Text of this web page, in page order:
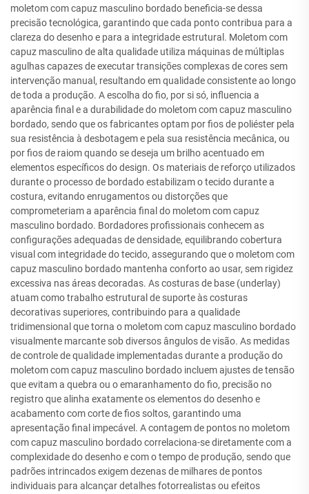
moletom com capuz masculino bordado beneficia-se dessa
precisão tecnológica, garantindo que cada ponto contribua para a
clareza do desenho e para a integridade estrutural. Moletom com
capuz masculino de alta qualidade utiliza máquinas de múltiplas
agulhas capazes de executar transições complexas de cores sem
intervenção manual, resultando em qualidade consistente ao longo
de toda a produção. A escolha do fio, por si só, influencia a
aparência final e a durabilidade do moletom com capuz masculino
bordado, sendo que os fabricantes optam por fios de poliéster pela
sua resistência à desbotagem e pela sua resistência mecânica, ou
por fios de raiom quando se deseja um brilho acentuado em
elementos específicos do design. Os materiais de reforço utilizados
durante o processo de bordado estabilizam o tecido durante a
costura, evitando enrugamentos ou distorções que
comprometeriam a aparência final do moletom com capuz
masculino bordado. Bordadores profissionais conhecem as
configurações adequadas de densidade, equilibrando cobertura
visual com integridade do tecido, assegurando que o moletom com
capuz masculino bordado mantenha conforto ao usar, sem rigidez
excessiva nas áreas decoradas. As costuras de base (underlay)
atuam como trabalho estrutural de suporte às costuras
decorativas superiores, contribuindo para a qualidade
tridimensional que torna o moletom com capuz masculino bordado
visualmente marcante sob diversos ângulos de visão. As medidas
de controle de qualidade implementadas durante a produção do
moletom com capuz masculino bordado incluem ajustes de tensão
que evitam a quebra ou o emaranhamento do fio, precisão no
registro que alinha exatamente os elementos do desenho e
acabamento com corte de fios soltos, garantindo uma
apresentação final impecável. A contagem de pontos no moletom
com capuz masculino bordado correlaciona-se diretamente com a
complexidade do desenho e com o tempo de produção, sendo que
padrões intrincados exigem dezenas de milhares de pontos
individuais para alcançar detalhes fotorrealistas ou efeitos